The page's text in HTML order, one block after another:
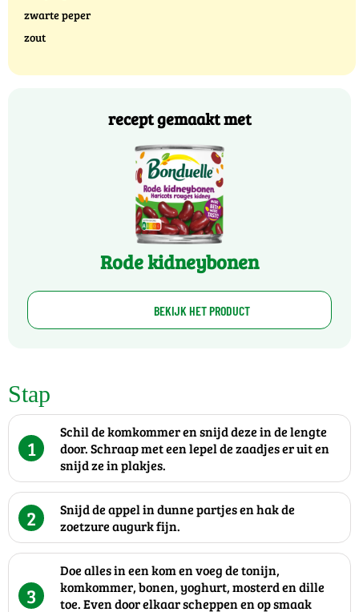
zwarte peper
zout
recept gemaakt met
Rode kidneybonen
BEKIJK HET PRODUCT
Stap
1
Schil de komkommer en snijd deze in de lengte
door. Schraap met een lepel de zaadjes er uit en
snijd ze in plakjes.
2
Snijd de appel in dunne partjes en hak de
zoetzure augurk fijn.
3
Doe alles in een kom en voeg de tonijn,
komkommer, bonen, yoghurt, mosterd en dille
toe. Even door elkaar scheppen en op smaak